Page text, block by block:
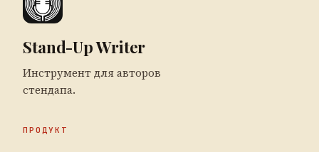
Stand-Up Writer
Инструмент для авторов
стендапа.
ПРОДУКТ